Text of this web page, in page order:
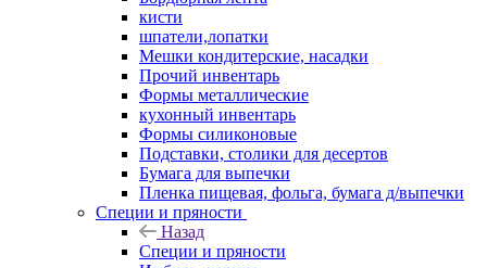
кисти
шпатели,лопатки
Мешки кондитерские, насадки
Прочий инвентарь
Формы металлические
кухонный инвентарь
Формы силиконовые
Подставки, столики для десертов
Бумага для выпечки
Пленка пищевая, фольга, бумага д/выпечки
Специи и пряности
Назад
Специи и пряности